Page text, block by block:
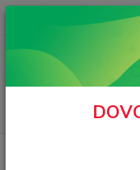
Chat / Online podpora - 24/7